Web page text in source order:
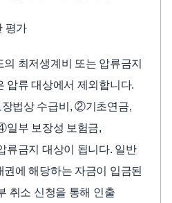
평가
최저생계비 또는 압류금지
압류 대상에서 제외합니다.
법상 수급비, ②기초연금,
부 보장성 보험금,
금지 대상이 됩니다. 일반
에 해당하는 자금이 입금된
취소 신청을 통해 인출